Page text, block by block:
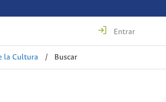
Entrar
la Cultura / Buscar